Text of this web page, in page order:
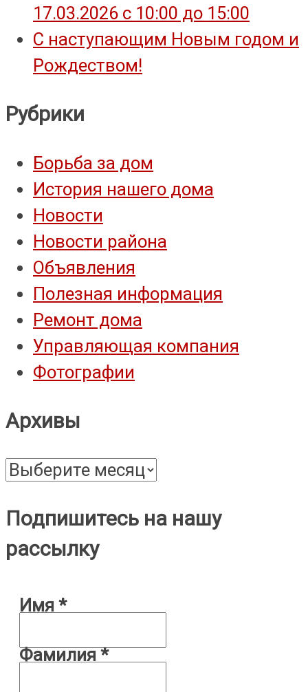
17.03.2026 с 10:00 до 15:00
С наступающим Новым годом и
Рождеством!
Рубрики
Борьба за дом
История нашего дома
Новости
Новости района
Объявления
Полезная информация
Ремонт дома
Управляющая компания
Фотографии
Архивы
Архивы
Подпишитесь на нашу
рассылку
Имя *
Фамилия*